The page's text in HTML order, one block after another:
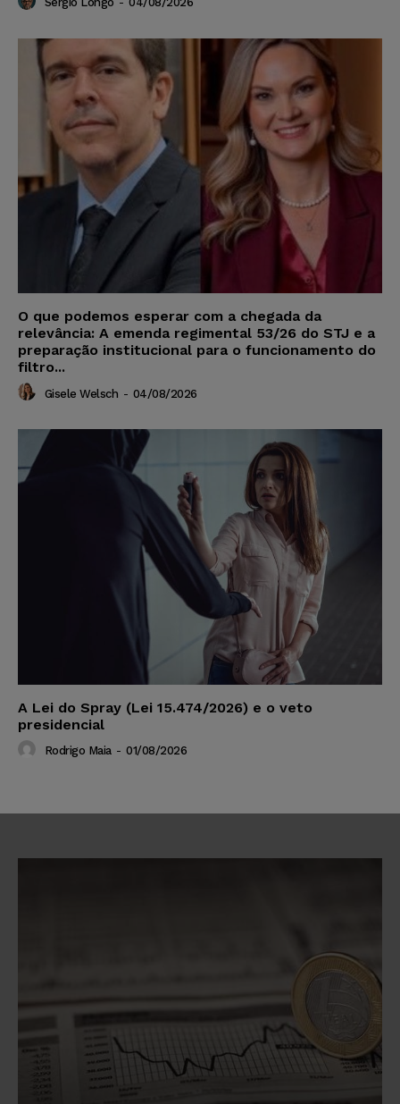
O que podemos esperar com a chegada da
relevância: A emenda regimental 53/26 do STJ e a
preparação institucional para o funcionamento do
filtro...
Gisele Welsch - 04/08/2026
A Lei do Spray (Lei 15.474/2026) e o veto
presidencial
Rodrigo Maia - 01/08/2026